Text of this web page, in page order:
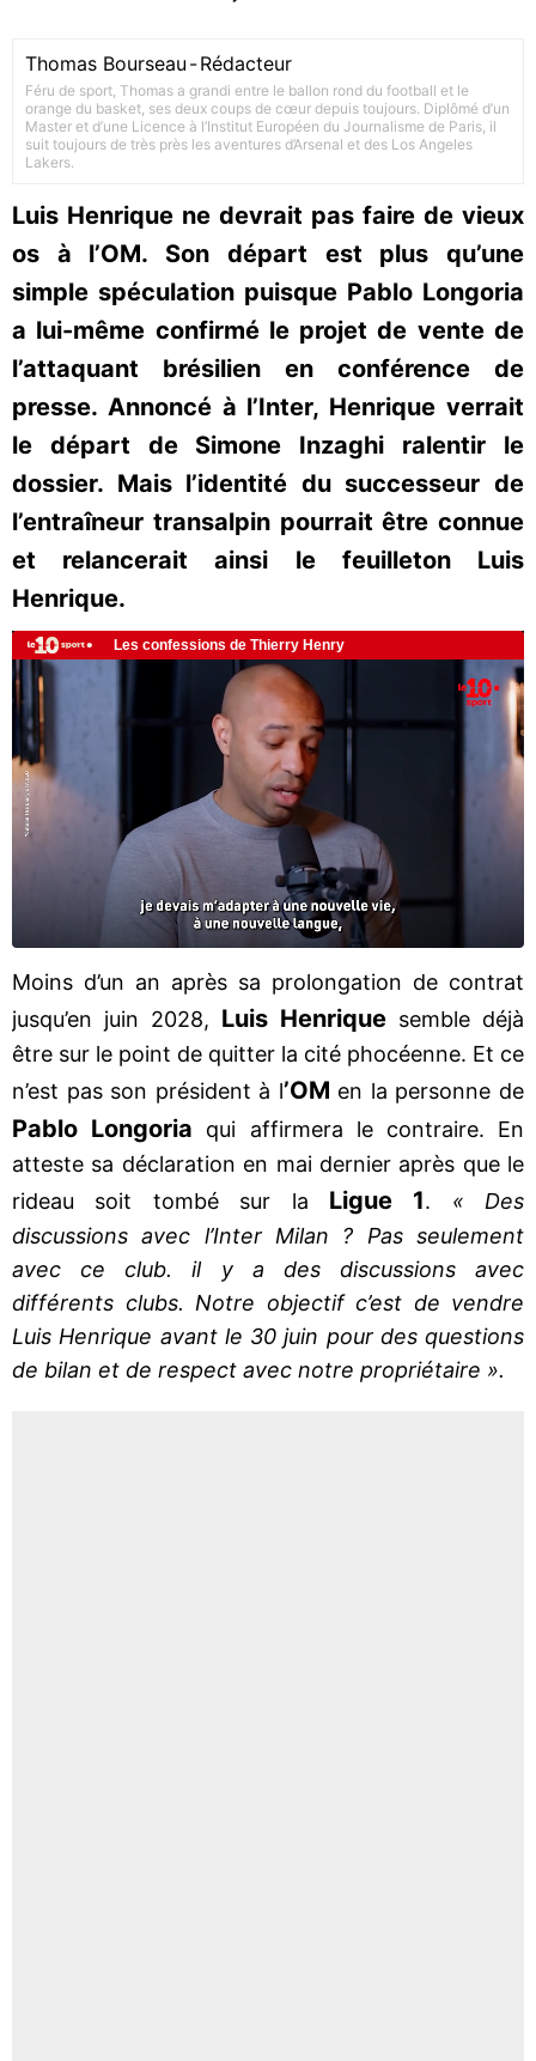
Thomas Bourseau -Rédacteur
Féru de sport, Thomas a grandi entre le ballon rond du football et le
orange du basket, ses deux coups de cœur depuis toujours. Diplômé d’un
Master et d’une Licence à l’Institut Européen du Journalisme de Paris, il
suit toujours de très près les aventures d’Arsenal et des Los Angeles
Lakers.
Luis Henrique ne devrait pas faire de vieux
os à l’OM. Son départ est plus qu’une
simple spéculation puisque Pablo Longoria
a lui-même confirmé le projet de vente de
l’attaquant brésilien en conférence de
presse. Annoncé à l’Inter, Henrique verrait
le départ de Simone Inzaghi ralentir le
dossier. Mais l’identité du successeur de
l’entraîneur transalpin pourrait être connue
et relancerait ainsi le feuilleton Luis
Henrique.
Moins d’un an après sa prolongation de contrat
jusqu’en juin 2028, Luis Henrique semble déjà
être sur le point de quitter la cité phocéenne. Et ce
n’est pas son président à l’OM en la personne de
Pablo Longoria
qui affirmera le contraire. En
atteste sa déclaration en mai dernier après que le
rideau soit tombé sur la Ligue 1. « Des
discussions avec l’Inter Milan ? Pas seulement
avec ce club. il y a des discussions avec
différents clubs. Notre objectif c’est de vendre
Luis Henrique avant le 30 juin pour des questions
de bilan et de respect avec notre propriétaire ».